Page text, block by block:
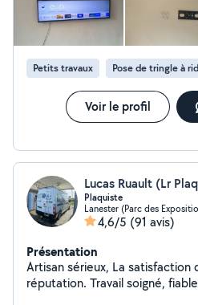
Petits travaux Pose de tringle à
Voir le profil
Lucas Ruault (Lr
Plaquiste
Lanester (Parc des
4,6/5 (91 avis)
Présentation
Artisan sérieux, La satisfaction du client fait ma
réputation. Travail soigné,